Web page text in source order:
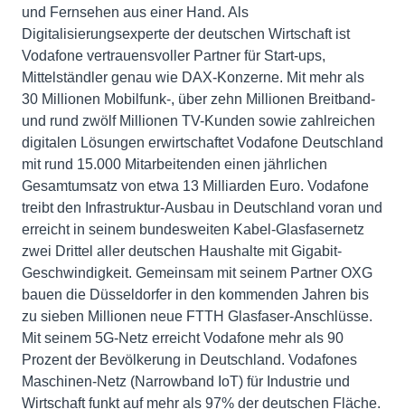
und Fernsehen aus einer Hand. Als
Digitalisierungsexperte der deutschen Wirtschaft ist
Vodafone vertrauensvoller Partner für Start-ups,
Mittelständler genau wie DAX-Konzerne. Mit mehr als
30 Millionen Mobilfunk-, über zehn Millionen Breitband-
und rund zwölf Millionen TV-Kunden sowie zahlreichen
digitalen Lösungen erwirtschaftet Vodafone Deutschland
mit rund 15.000 Mitarbeitenden einen jährlichen
Gesamtumsatz von etwa 13 Milliarden Euro. Vodafone
treibt den Infrastruktur-Ausbau in Deutschland voran und
erreicht in seinem bundesweiten Kabel-Glasfasernetz
zwei Drittel aller deutschen Haushalte mit Gigabit-
Geschwindigkeit. Gemeinsam mit seinem Partner OXG
bauen die Düsseldorfer in den kommenden Jahren bis
zu sieben Millionen neue FTTH Glasfaser-Anschlüsse.
Mit seinem 5G-Netz erreicht Vodafone mehr als 90
Prozent der Bevölkerung in Deutschland. Vodafones
Maschinen-Netz (Narrowband IoT) für Industrie und
Wirtschaft funkt auf mehr als 97% der deutschen Fläche.